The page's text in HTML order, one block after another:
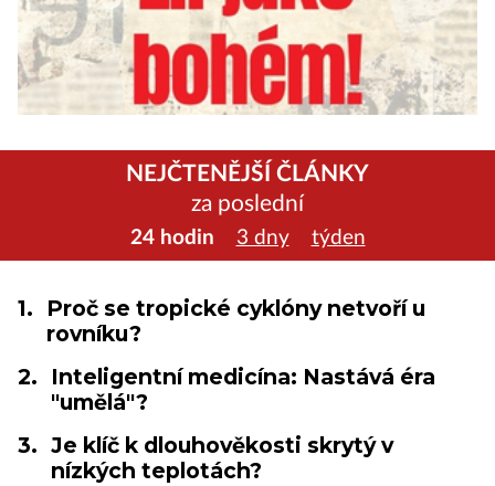
NEJČTENĚJŠÍ ČLÁNKY
za poslední
24 hodin 3 dny týden
1.
Proč se tropické cyklóny netvoří u
rovníku?
2.
Inteligentní medicína: Nastává éra
"umělá"?
3. Je klíč k dlouhověkosti skrytý v
nízkých teplotách?